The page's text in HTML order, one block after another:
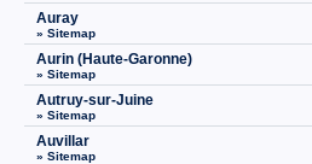
Auray
» Sitemap
Aurin (Haute-Garonne)
» Sitemap
Autruy-sur-Juine
» Sitemap
Auvillar
» Sitemap